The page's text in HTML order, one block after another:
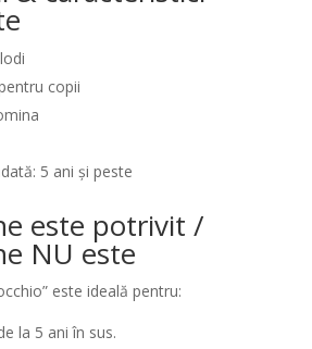
copii
5 ani și peste
este potrivit /
NU este
este ideală pentru:
la 5 ani în sus.